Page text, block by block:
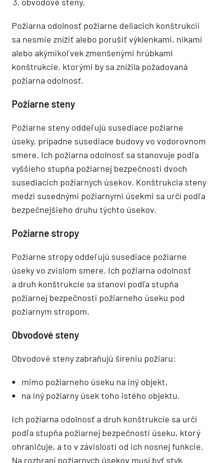
Požiarna odolnosť požiarne deliacich konštrukcií
sa nesmie znížiť alebo porušiť výklenkami, nikami
alebo akýmikoľvek zmenšenými hrúbkami
konštrukcie, ktorými by sa znížila požadovaná
požiarna odolnosť.
Požiarne steny
Požiarne steny oddeľujú susediace požiarne
úseky, prípadne susediace budovy vo vodorovnom
smere. Ich požiarna odolnosť sa stanovuje podľa
vyššieho stupňa požiarnej bezpečnosti dvoch
susediacich požiarnych úsekov. Konštrukcia steny
medzi susednými požiarnymi úsekmi sa určí podľa
bezpečnejšieho druhu týchto úsekov.
Požiarne stropy
Požiarne stropy oddeľujú susediace požiarne
úseky vo zvislom smere. Ich požiarna odolnosť
a druh konštrukcie sa stanoví podľa stupňa
požiarnej bezpečnosti požiarneho úseku pod
požiarnym stropom.
Obvodové steny
Obvodové steny zabraňujú šíreniu požiaru:
mimo požiarneho úseku na iný objekt,
na iný požiarny úsek toho istého objektu.
Ich požiarna odolnosť a druh konštrukcie sa určí
podľa stupňa požiarnej bezpečnosti úseku, ktorý
ohraničuje, a to v závislosti od ich nosnej funkcie.
Na rozhraní požiarnych úsekov musí byť styk